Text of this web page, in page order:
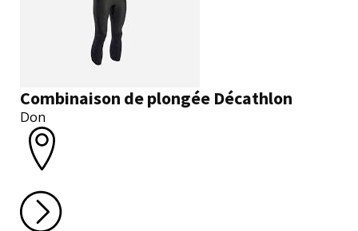
Combinaison de plongée Décathlon
Don